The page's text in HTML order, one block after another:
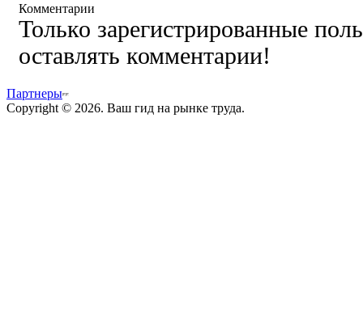
Комментарии
Только зарегистрированные
оставлять комментарии!
Партнеры
Copyright © 2026. Ваш гид на рынке труда.